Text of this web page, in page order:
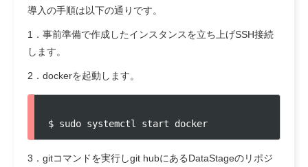
導入の手順は以下の通りです。
1．事前準備で作成したインスタンスを立ち上げSSH接続
します。
2．dockerを起動します。
$ sudo systemctl start docker
3．gitコマンドを実行しgit hubにあるDataStageのリポジ